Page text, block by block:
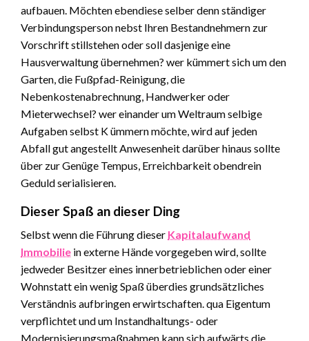
aufbauen. Möchten ebendiese selber denn ständiger
Verbindungsperson nebst Ihren Bestandnehmern zur
Vorschrift stillstehen oder soll dasjenige eine
Hausverwaltung übernehmen? wer kümmert sich um den
Garten, die Fußpfad-Reinigung, die
Nebenkostenabrechnung, Handwerker oder
Mieterwechsel? wer einander um Weltraum selbige
Aufgaben selbst K ümmern möchte, wird auf jeden
Abfall gut angestellt Anwesenheit darüber hinaus sollte
über zur Genüge Tempus, Erreichbarkeit obendrein
Geduld serialisieren.
Dieser Spaß an dieser Ding
Selbst wenn die Führung dieser Kapitalaufwand
Immobilie in externe Hände vorgegeben wird, sollte
jedweder Besitzer eines innerbetrieblichen oder einer
Wohnstatt ein wenig Spaß überdies grundsätzliches
Verständnis aufbringen erwirtschaften. qua Eigentum
verpflichtet und um Instandhaltungs- oder
Modernisierungsmaßnahmen kann sich aufwärts die